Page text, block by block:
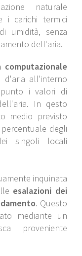
naturale
i carichi termici
umidità, senza
dell'aria.
computazionale
d'aria all'interno
punto i valori di
In qesto
medio previsto
degli
singoli locali
inquinata
esalazioni dei
. Questo
mediante un
proveniente